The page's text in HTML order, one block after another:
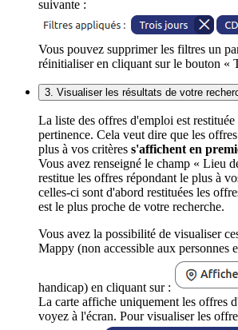
suivante :
Vous pouvez supprimer les filtres un
réinitialiser en cliquant sur le bouton «
3. Visualiser les résultats de votre
La liste des offres d'emploi est
pertinence. Cela veut dire que les
plus à vos critères s'affichent en
Vous avez renseigné le champ « Lieu
restitue les offres répondant le plus à
celles-ci sont d'abord restituées les
est le plus proche de votre recherche.
Vous avez la possibilité de visualiser
Mappy (non accessible aux personnes
handicap) en cliquant sur :
La carte affiche uniquement les offres
voyez à l'écran. Pour visualiser les